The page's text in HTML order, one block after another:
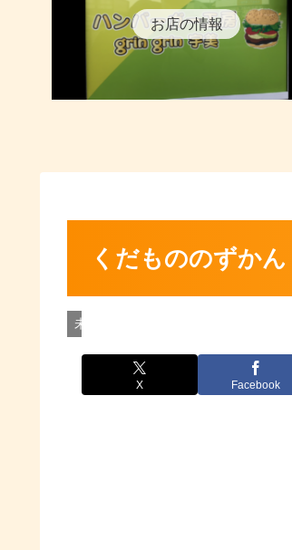
お店の情報
くだもののずか
未分類
X Facebook